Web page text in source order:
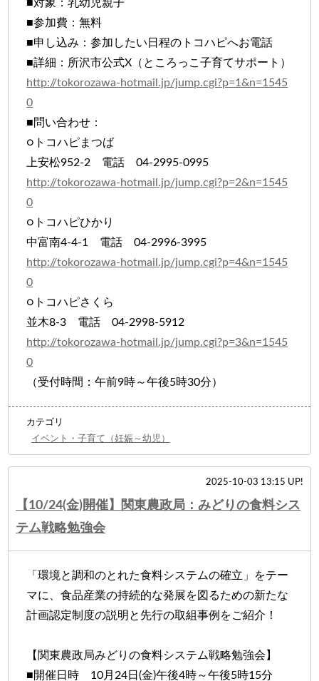
■対象：乳幼児親子
■参加費：無料
■申し込み：参加したい日程のトコハピへお電話
■詳細：所沢市公式X（ところっこ子育てサポート）
http://tokorozawa-hotmail.jp/jump.cgi?p=1&n=1545
0
■問い合わせ：
○トコハピまつば
上安松952-2 電話 04-2995-0995
http://tokorozawa-hotmail.jp/jump.cgi?p=2&n=1545
0
○トコハピひかり
中富南4-4-1 電話 04-2996-3995
http://tokorozawa-hotmail.jp/jump.cgi?p=4&n=1545
0
○トコハピさくら
並木8-3 電話 04-2998-5912
http://tokorozawa-hotmail.jp/jump.cgi?p=3&n=1545
0
（受付時間：午前9時～午後5時30分）
カテゴリ
イベント・子育て（妊娠～幼児）
2025-10-03 13:15 UP!
【10/24(金)開催】関東農政局：みどりの食料シス
テム戦略勉強会
「環境と調和のとれた食料システムの確立」をテー
マに、食品産業の持続的な発展を図るための新たな
計画認定制度の説明と先行の取組事例をご紹介！
【関東農政局みどりの食料システム戦略勉強会】
■開催日時 10月24日(金)午後4時～午後5時15分